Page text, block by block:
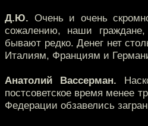
Д.Ю. Очень и очень
сожалению, наши
бывают редко. Денег нет
Италиям, Франциям и
Анатолий Вассерман.
постсоветское время менее
Федерации обзавелись